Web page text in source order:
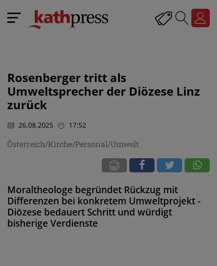
Rosenberger tritt als
Umweltsprecher der Diözese Linz
zurück
26.08.2025 17:52
Österreich/Kirche/Personal/Umwelt
Moraltheologe begründet Rückzug mit
Differenzen bei konkretem Umweltprojekt -
Diözese bedauert Schritt und würdigt
bisherige Verdienste